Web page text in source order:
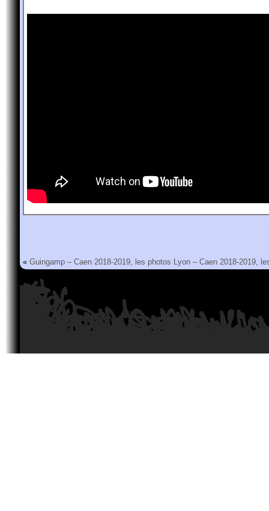
« Guingamp – Caen 2018-2019, les photos Lyon – Caen 2018-2019,